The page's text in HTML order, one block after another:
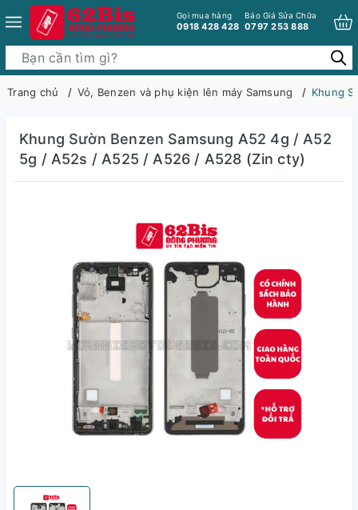
Gọi mua hàng
0918 428 428
Báo Giá Sửa Chữa
0797 253 888
Trang chủ Vỏ, Benzen và phụ kiện lên máy Samsung Khung
Khung Sườn Benzen Samsung A52 4g / A52
5g / A52s / A525 / A526 / A528 (Zin cty)